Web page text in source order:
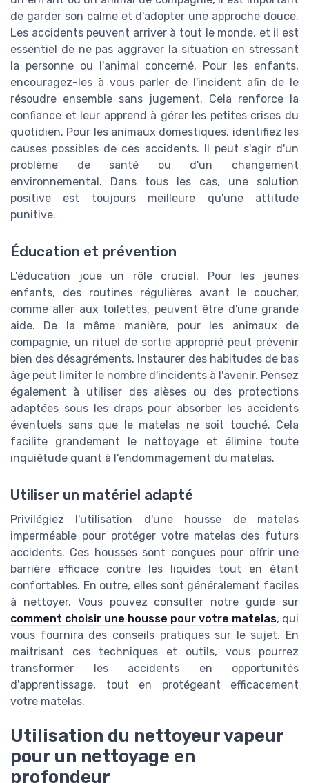
de garder son calme et d'adopter une approche douce.
Les accidents peuvent arriver à tout le monde, et il est
essentiel de ne pas aggraver la situation en stressant
la personne ou l'animal concerné. Pour les enfants,
encouragez-les à vous parler de l'incident afin de le
résoudre ensemble sans jugement. Cela renforce la
confiance et leur apprend à gérer les petites crises du
quotidien. Pour les animaux domestiques, identifiez les
causes possibles de ces accidents. Il peut s'agir d'un
problème de santé ou d'un changement
environnemental. Dans tous les cas, une solution
positive est toujours meilleure qu'une attitude
punitive.
Éducation et prévention
L'éducation joue un rôle crucial. Pour les jeunes
enfants, des routines régulières avant le coucher,
comme aller aux toilettes, peuvent être d'une grande
aide. De la même manière, pour les animaux de
compagnie, un rituel de sortie approprié peut prévenir
bien des désagréments. Instaurer des habitudes de bas
âge peut limiter le nombre d'incidents à l'avenir. Pensez
également à utiliser des alèses ou des protections
adaptées sous les draps pour absorber les accidents
éventuels sans que le matelas ne soit touché. Cela
facilite grandement le nettoyage et élimine toute
inquiétude quant à l'endommagement du matelas.
Utiliser un matériel adapté
Privilégiez l'utilisation d'une housse de matelas
imperméable pour protéger votre matelas des futurs
accidents. Ces housses sont conçues pour offrir une
barrière efficace contre les liquides tout en étant
confortables. En outre, elles sont généralement faciles
à nettoyer. Vous pouvez consulter notre guide sur
comment choisir une housse pour votre matelas, qui
vous fournira des conseils pratiques sur le sujet. En
maitrisant ces techniques et outils, vous pourrez
transformer les accidents en opportunités
d'apprentissage, tout en protégeant efficacement
votre matelas.
Utilisation du nettoyeur vapeur
pour un nettoyage en
profondeur